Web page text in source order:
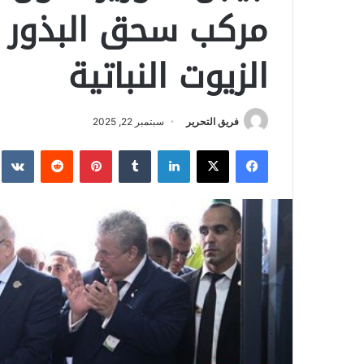
مركب سحق البذور
الزيوت النباتية
فريق التحرير سبتمبر 22, 2025
فيسبوك ‫X لينكدإن بينتيريست